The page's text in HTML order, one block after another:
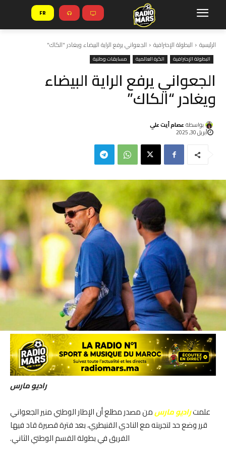
FR
الرئيسية البطولة الإحترافية الجعواني يرفع الراية البيضاء ويغادر "الكاك"
البطولة الإحترافية الكرة العالمية مسابقات وطنية
الجعواني يرفع الراية البيضاء
ويغادر “الكاك”
بواسطة عصام أيت علي
أبريل 30, 2025
راديو مارس
علمتراديو مارسمن مصدر مطلع أن الإطار الوطني منير الجعواني
قرر وضع حد لتجربته مع النادي القنيطري، بعد فترة قصيرة قاد فيها
الفريق في بطولة القسم الوطني الثاني.